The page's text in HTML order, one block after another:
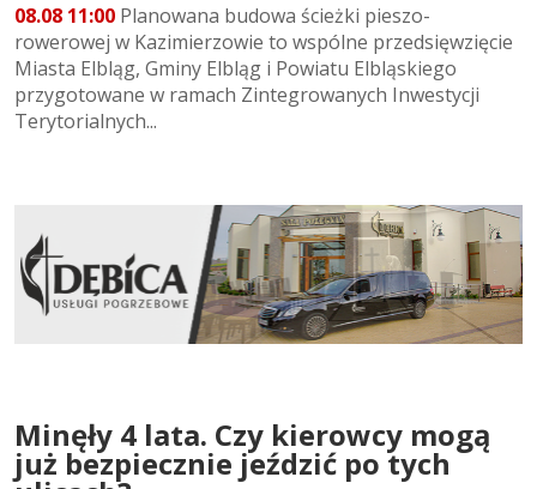
08.08 11:00 Planowana budowa ścieżki pieszo-
rowerowej w Kazimierzowie to wspólne przedsięwzięcie
Miasta Elbląg, Gminy Elbląg i Powiatu Elbląskiego
przygotowane w ramach Zintegrowanych Inwestycji
Terytorialnych...
Minęły 4 lata. Czy kierowcy mogą
już bezpiecznie jeździć po tych